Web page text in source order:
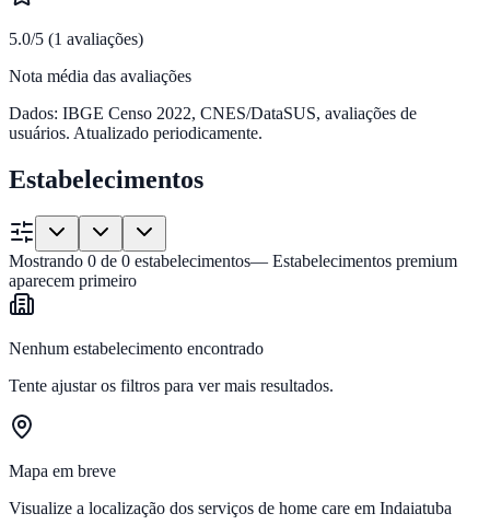
5.0/5 (1 avaliações)
Nota média das avaliações
Dados: IBGE Censo 2022, CNES/DataSUS, avaliações de
usuários. Atualizado periodicamente.
Estabelecimentos
Mostrando 0 de 0 estabelecimentos— Estabelecimentos premium
aparecem primeiro
Nenhum estabelecimento encontrado
Tente ajustar os filtros para ver mais resultados.
Mapa em breve
Visualize a localização dos serviços de home care em Indaiatuba